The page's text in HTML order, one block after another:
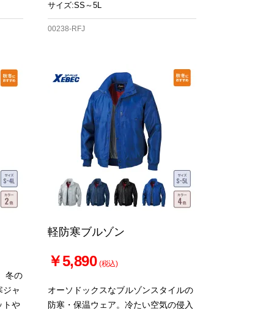
サイズ:SS～5L
00238-RFJ
冬の
ジャ
トや
軽防寒ブルゾン
￥5,890 (税込)
オーソドックスなブルゾンスタイルの
防寒・保温ウェア。冷たい空気の侵入